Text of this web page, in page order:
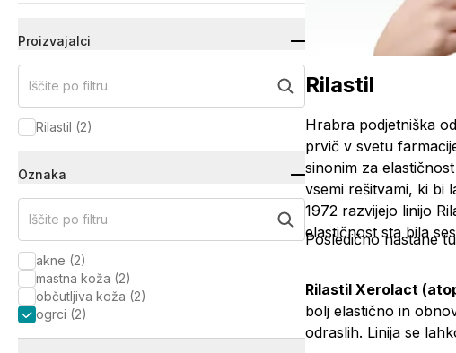
Proizvajalci
Iščite po filtru
Rilastil (2)
Oznaka
Iščite po filtru
akne (2)
mastna koža (2)
občutljiva koža (2)
ogrci (2)
Rilastil
Hrabra podjetniška
prvič v svetu
sinonim za
vsemi rešitvami, ki bi
1972 razvijejo linijo
elastičnost sta bila
Posledično nastane
Rilastil Xerolact
bolj elastično in
odraslih. Linija se